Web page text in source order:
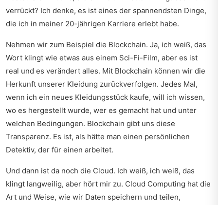
verrückt? Ich denke, es ist eines der spannendsten Dinge,
die ich in meiner 20-jährigen Karriere erlebt habe.
Nehmen wir zum Beispiel die Blockchain. Ja, ich weiß, das
Wort klingt wie etwas aus einem Sci-Fi-Film, aber es ist
real und es verändert alles. Mit Blockchain können wir die
Herkunft unserer Kleidung zurückverfolgen. Jedes Mal,
wenn ich ein neues Kleidungsstück kaufe, will ich wissen,
wo es hergestellt wurde, wer es gemacht hat und unter
welchen Bedingungen. Blockchain gibt uns diese
Transparenz. Es ist, als hätte man einen persönlichen
Detektiv, der für einen arbeitet.
Und dann ist da noch die Cloud. Ich weiß, ich weiß, das
klingt langweilig, aber hört mir zu. Cloud Computing hat die
Art und Weise, wie wir Daten speichern und teilen,